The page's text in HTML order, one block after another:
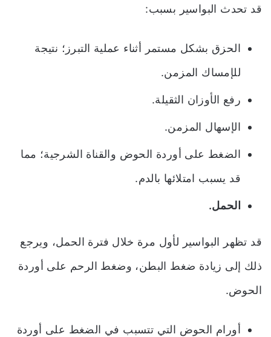
قد تحدث البواسير بسبب:
الحزق بشكل مستمر أثناء عملية التبرز؛ نتيجة
للإمساك المزمن.
رفع الأوزان الثقيلة.
الإسهال المزمن.
الضغط على أوردة الحوض والقناة الشرجية؛ مما
قد يسبب امتلائها بالدم.
الحمل.
قد تظهر البواسير لأول مرة خلال فترة الحمل، ويرجع
ذلك إلى زيادة ضغط البطن، وضغط الرحم على أوردة
الحوض.
أورام الحوض التي تتسبب في الضغط على أوردة